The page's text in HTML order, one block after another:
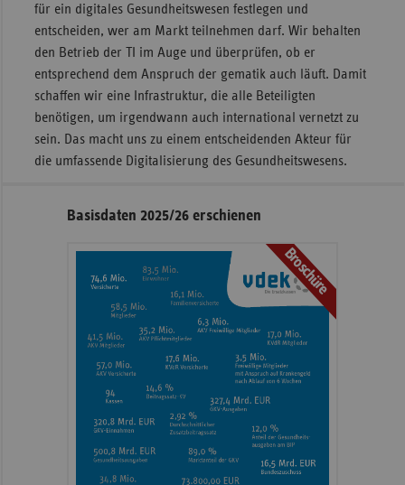
für ein digitales Gesundheitswesen festlegen und
entscheiden, wer am Markt teilnehmen darf. Wir behalten
den Betrieb der TI im Auge und überprüfen, ob er
entsprechend dem Anspruch der gematik auch läuft. Damit
schaffen wir eine Infrastruktur, die alle Beteiligten
benötigen, um irgendwann auch international vernetzt zu
sein. Das macht uns zu einem entscheidenden Akteur für
die umfassende Digitalisierung des Gesundheitswesens.
Seitennavigation
Seitenleiste
Informationen
Basisdaten 2025/26 erschienen
Broschüre